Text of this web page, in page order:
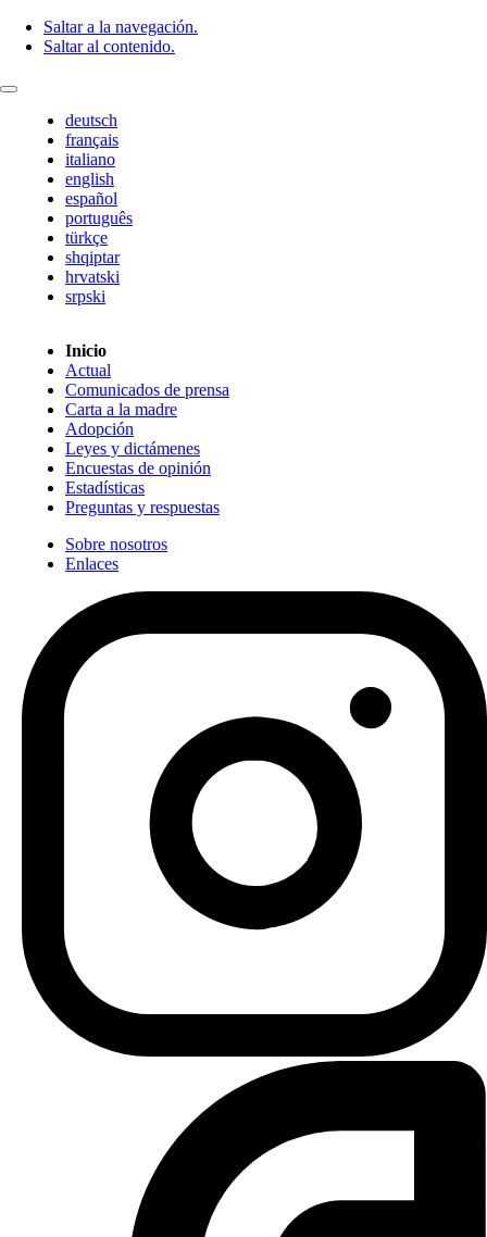
Saltar a la navegación.
Saltar al contenido.
deutsch
français
italiano
english
español
português
türkçe
shqiptar
hrvatski
srpski
Inicio
Actual
Comunicados de prensa
Carta a la madre
Adopción
Leyes y dictámenes
Encuestas de opinión
Estadísticas
Preguntas y respuestas
Sobre nosotros
Enlaces